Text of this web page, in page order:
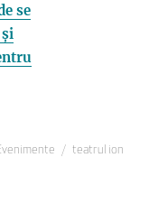
se
Etichete
teatrul ion